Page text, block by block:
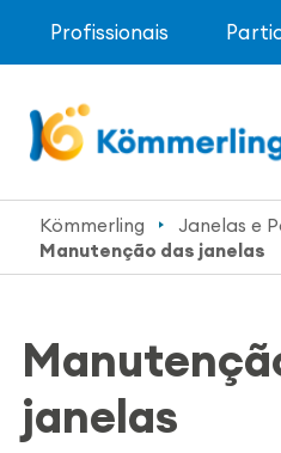
Profissionais
Kömmerling
Janelas e
Manutenção das janelas
janelas